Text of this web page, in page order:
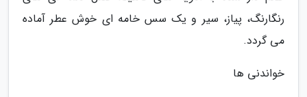
رنگارنگ، پیاز، سیر و یک سس خامه ای خوش عطر آماده
می گردد.
خواندنی ها